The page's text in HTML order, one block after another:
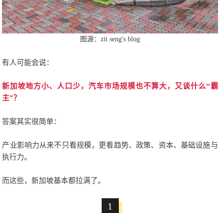
图源：zit seng's blog
有人可能会说：
新加坡地方小、人口少，汽车市场规模也不算大，又谈什么“霸
主”？
答案其实很简单：
产业影响力从来不只看规模，更看趋势、政策、资本、基础设施与
执行力。
而这些，新加坡基本都拉满了。
1